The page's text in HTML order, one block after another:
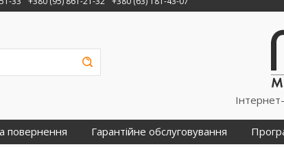
повернення Гарантійне обслуговування